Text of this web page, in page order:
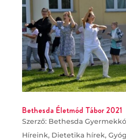
Bethesda Életmód Tábor 2021
Szerző: Bethesda
Híreink, Dietetika hírek,